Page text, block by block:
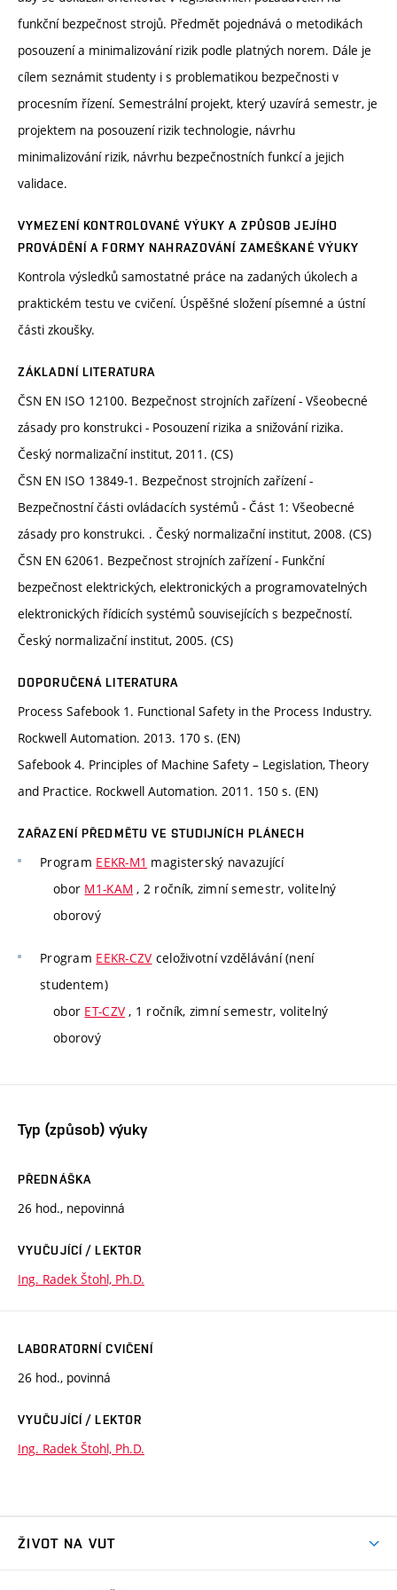
funkční bezpečnost strojů. Předmět pojednává o metodikách
posouzení a minimalizování rizik podle platných norem. Dále je
cílem seznámit studenty i s problematikou bezpečnosti v
procesním řízení. Semestrální projekt, který uzavírá semestr, je
projektem na posouzení rizik technologie, návrhu
minimalizování rizik, návrhu bezpečnostních funkcí a jejich
validace.
VYMEZENÍ KONTROLOVANÉ VÝUKY A ZPŮSOB JEJÍHO
PROVÁDĚNÍ A FORMY NAHRAZOVÁNÍ ZAMEŠKANÉ VÝUKY
Kontrola výsledků samostatné práce na zadaných úkolech a
praktickém testu ve cvičení. Úspěšné složení písemné a ústní
části zkoušky.
ZÁKLADNÍ LITERATURA
ČSN EN ISO 12100. Bezpečnost strojních zařízení - Všeobecné
zásady pro konstrukci - Posouzení rizika a snižování rizika.
Český normalizační institut, 2011. (CS)
ČSN EN ISO 13849-1. Bezpečnost strojních zařízení -
Bezpečnostní části ovládacích systémů - Část 1: Všeobecné
zásady pro konstrukci. . Český normalizační institut, 2008. (CS)
ČSN EN 62061. Bezpečnost strojních zařízení - Funkční
bezpečnost elektrických, elektronických a programovatelných
elektronických řídicích systémů souvisejících s bezpečností.
Český normalizační institut, 2005. (CS)
DOPORUČENÁ LITERATURA
Process Safebook 1. Functional Safety in the Process Industry.
Rockwell Automation. 2013. 170 s. (EN)
Safebook 4. Principles of Machine Safety – Legislation, Theory
and Practice. Rockwell Automation. 2011. 150 s. (EN)
ZAŘAZENÍ PŘEDMĚTU VE STUDIJNÍCH PLÁNECH
Program EEKR-M1 magisterský navazující
obor M1-KAM , 2 ročník, zimní semestr, volitelný
oborový
Program EEKR-CZV celoživotní vzdělávání (není
studentem)
obor ET-CZV , 1 ročník, zimní semestr, volitelný
oborový
Typ (způsob) výuky
PŘEDNÁŠKA
26 hod., nepovinná
VYUČUJÍCÍ / LEKTOR
Ing. Radek Štohl, Ph.D.
LABORATORNÍ CVIČENÍ
26 hod., povinná
VYUČUJÍCÍ / LEKTOR
Ing. Radek Štohl, Ph.D.
ŽIVOT NA VUT